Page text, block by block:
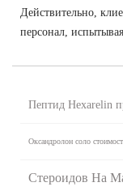
Действительно,
персонал,
Пептид Hexarelin
Оксандролон соло
Стероидов На